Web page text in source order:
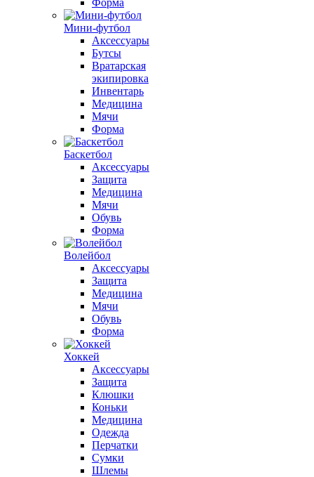
Форма
Мини-футбол
Аксессуары
Бутсы
Вратарская
экипировка
Инвентарь
Медицина
Мячи
Форма
Баскетбол
Аксессуары
Защита
Медицина
Мячи
Обувь
Форма
Волейбол
Аксессуары
Защита
Медицина
Мячи
Обувь
Форма
Хоккей
Аксессуары
Защита
Клюшки
Коньки
Медицина
Одежда
Перчатки
Сумки
Шлемы